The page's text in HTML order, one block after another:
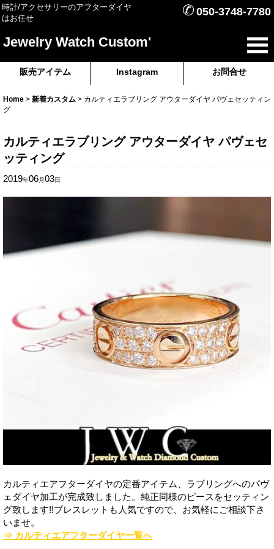
時計/アクセサリーのアフターダイヤ
はお任せ
✆ 050-3748-7780
Jewelry Watch Custom'
販売アイテム Instagram お問合せ
Home > 新着カスタム > カルティエラブリング アウターダイヤ パヴェセッティン
グ
カルティエラブリング アウターダイヤ パヴェセ
ッティング
2019年06月03日
カルティエアフターダイヤの定番アイテム、ラブリングへのパヴ
ェダイヤ加工が完成致しました。純正同様のピースをセッティン
グ致します!!ブレスレットも人気ですので、お気軽にご相談下さ
いませ。
⇒ カルティエアフターダイヤ一覧へ